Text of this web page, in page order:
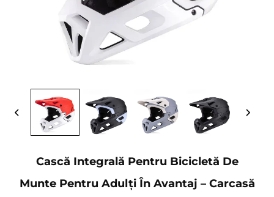
Cască Integrală Pentru Bicicletă De
Munte Pentru Adulți În Avantaj – Carcasă